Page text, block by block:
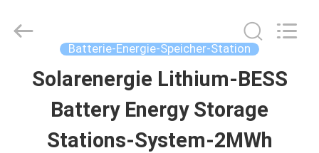
HAUS
PRODUKTE
Batterie-Energie-Speicher-Station
Solarenergie Lithium-BESS
Battery Energy Storage
Stations-System-2MWh